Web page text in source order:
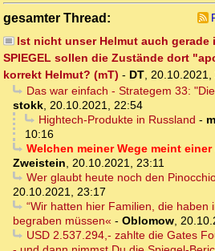
gesamter Thread:
Ist nicht unser Helmut auch gerade
SPIEGEL sollen die Zustände dort
korrekt Helmut? (mT) - DT, 20.10.2021,
Das war einfach - Strategem 33:
stokk, 20.10.2021, 22:54
Hightech-Produkte in Russland -
10:16
Welchen meiner Wege meint
Zweistein, 20.10.2021, 23:11
Wer glaubt heute noch den
20.10.2021, 23:17
“Wir hatten hier Familien, die haben
begraben müssen« - Oblomow,
USD 2.537.294,- zahlte die Gates